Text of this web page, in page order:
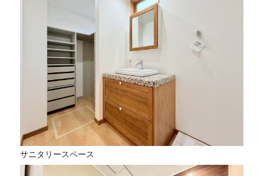
サニタリースペース